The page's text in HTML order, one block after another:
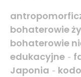
bohaterowie
bohaterowie
edukacyjne -
Japonia -